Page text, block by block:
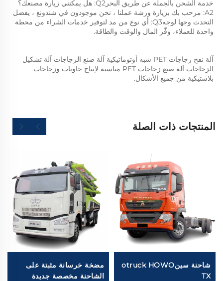
واحدة للعملاء، وفّر المال والوقت والطاقة.
بلاستيكية من جميع الأشكال.
المنتجات ذات الصلة
شاحنة سينotruck HOWO
TX
مضخة خرسانة مثبتة على
الشاحنة مخصصة جديدة